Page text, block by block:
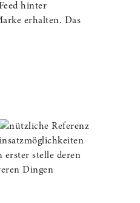
hinter
erhalten. Das
erster stelle deren
Dingen